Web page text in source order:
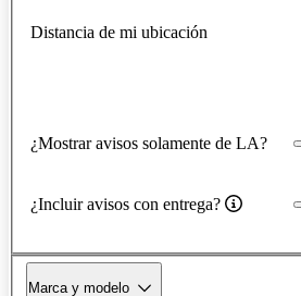
Distancia de mi ubicación
¿Mostrar avisos solamente de LA?
¿Incluir avisos con entrega?
Marca y modelo